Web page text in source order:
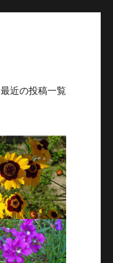
最近の投稿一覧